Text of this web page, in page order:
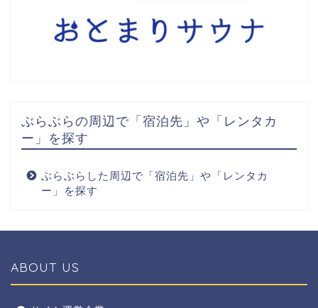
ぶらぶらの周辺で「宿泊先」や「レンタカ
ー」を探す
ぶらぶらした周辺で「宿泊先」や「レンタカ
ー」を探す
ABOUT US